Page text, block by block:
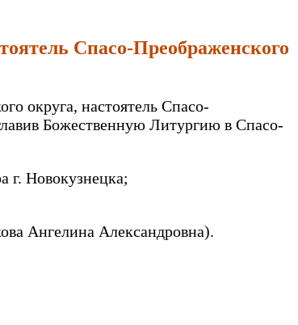
Спасо-Преображенского
округа, настоятель Спасо-
Божественную Литургию в Спасо-
г. Новокузнецка;
Ангелина Александровна).